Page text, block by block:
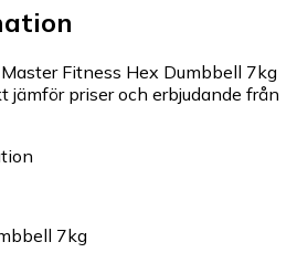
Fitness Hex Dumbbell 7kg
jämför priser och erbjudande från
7kg